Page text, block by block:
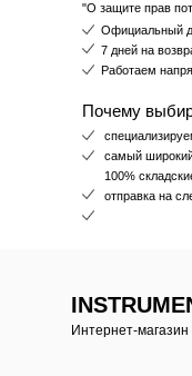
"О защите прав
Почему
самый
100%
отправка на
Официальный
7 дней на
Работаем
Интернет-